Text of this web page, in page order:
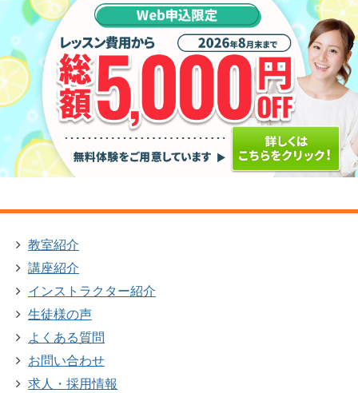
教室紹介
講座紹介
インストラクター紹介
生徒様の声
よくある質問
お問い合わせ
求人・採用情報